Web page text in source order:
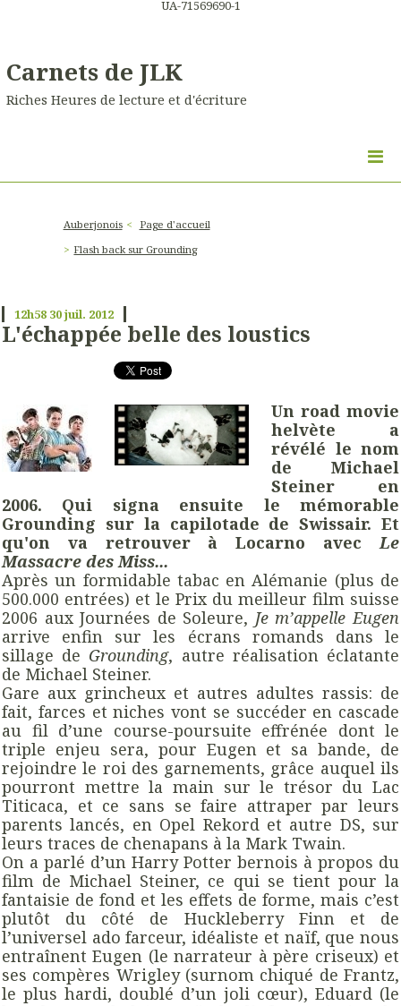
UA-71569690-1
Carnets de JLK
Riches Heures de lecture et d'écriture
Auberjonois
Page d'accueil
Flash back sur Grounding
12h58 30juil. 2012
L'échappée belle des loustics
Un road movie
helvète a
révélé le nom
de Michael
Steiner en
2006. Qui signa ensuite le mémorable
Grounding sur la capilotade de Swissair. Et
qu'on va retrouver à Locarno avec Le
Massacre des Miss...
Après un formidable tabac en Alémanie (plus de
500.000 entrées) et le Prix du meilleur film suisse
2006 aux Journées de Soleure, Je m’appelle Eugen
arrive enfin sur les écrans romands dans le
sillage de Grounding, autre réalisation éclatante
de Michael Steiner.
Gare aux grincheux et autres adultes rassis: de
fait, farces et niches vont se succéder en cascade
au fil d’une course-poursuite effrénée dont le
triple enjeu sera, pour Eugen et sa bande, de
rejoindre le roi des garnements, grâce auquel ils
pourront mettre la main sur le trésor du Lac
Titicaca, et ce sans se faire attraper par leurs
parents lancés, en Opel Rekord et autre DS, sur
leurs traces de chenapans à la Mark Twain.
On a parlé d’un Harry Potter bernois à propos du
film de Michael Steiner, ce qui se tient pour la
fantaisie de fond et les effets de forme, mais c’est
plutôt du côté de Huckleberry Finn et de
l’universel ado farceur, idéaliste et naïf, que nous
entraînent Eugen (le narrateur à père criseux) et
ses compères Wrigley (surnom chiqué de Frantz,
le plus hardi, doublé d’un joli cœur), Eduard (le